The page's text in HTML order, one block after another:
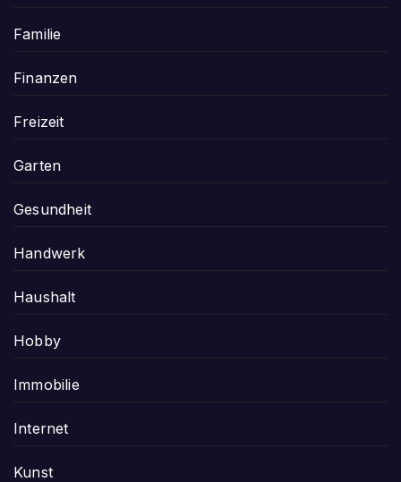
Familie
Finanzen
Freizeit
Garten
Gesundheit
Handwerk
Haushalt
Hobby
Immobilie
Internet
Kunst